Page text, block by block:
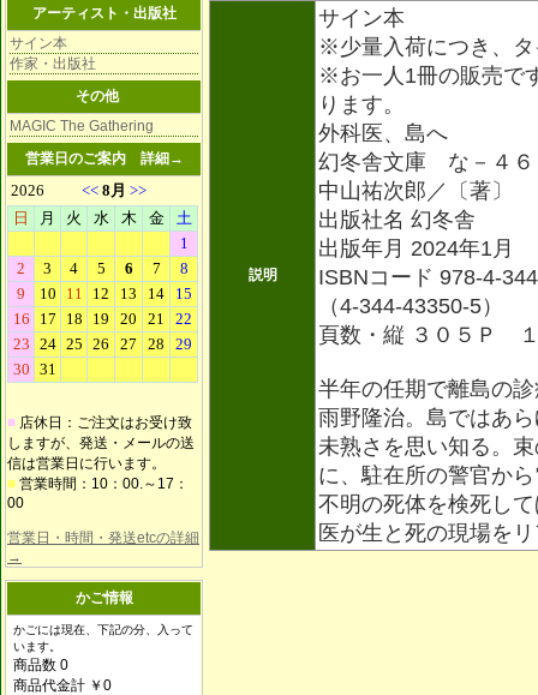
アーティスト・出版社
サイン本
作家・出版社
その他
MAGIC The Gathering
営業日のご案内 詳細→
■ 店休日：ご注文はお受け致
しますが、発送・メールの送
信は営業日に行います。
■ 営業時間：10：00.～17：
00
営業日・時間・発送etcの詳細
→
かご情報
かごには現在、下記の分、入って
います。
商品数 0
商品代金計 ￥0
説明
サイン本
※少量入荷につき、
※お一人1冊の販売で
ります。
外科医、島へ
幻冬舎文庫 な－４
中山祐次郎／〔著〕
出版社名 幻冬舎
出版年月 2024年1月
ISBNコード 978-4-
（4-344-43350-5）
頁数・縦 ３０５Ｐ
半年の任期で離島の
雨野隆治。島ではあ
未熟さを思い知る。
に、駐在所の警官か
不明の死体を検死し
医が生と死の現場を